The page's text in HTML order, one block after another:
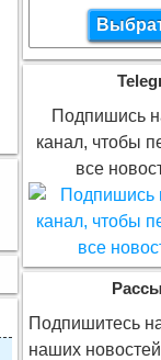
Подпишись
канал, чтобы
все
Подпишитесь
наших